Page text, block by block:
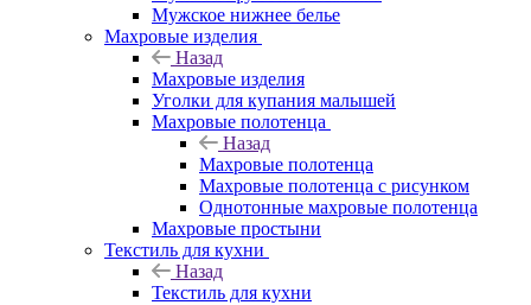
Мужское нижнее белье
Махровые изделия
Назад
Махровые изделия
Уголки для купания малышей
Махровые полотенца
Назад
Махровые полотенца
Махровые полотенца с рисунком
Однотонные махровые полотенца
Махровые простыни
Текстиль для кухни
Назад
Текстиль для кухни